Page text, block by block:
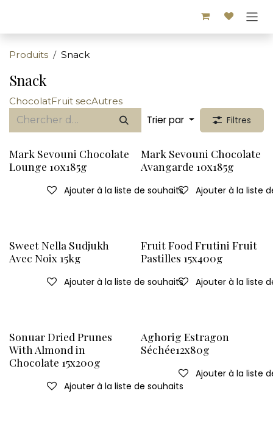
Produits Snack
Snack
ChocolatFruit secAutres
Trier par Filtres
Mark Sevouni Chocolate
Lounge 10x185g
Ajouter à la liste de souhaits
Mark Sevouni Chocolate
Avangarde 10x185g
Ajouter à la liste
Sweet Nella Sudjukh
Avec Noix 15kg
Ajouter à la liste de souhaits
Fruit Food Frutini Fruit
Pastilles 15x400g
Ajouter à la liste
Sonuar Dried Prunes
With Almond in
Chocolate 15x200g
Ajouter à la liste de souhaits
Aghorig Estragon
Séchée12x80g
Ajouter à la liste